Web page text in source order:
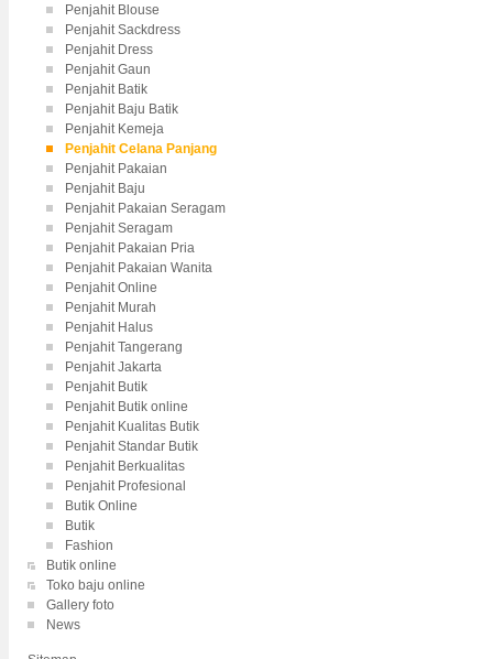
Penjahit Blouse
Penjahit Sackdress
Penjahit Dress
Penjahit Gaun
Penjahit Batik
Penjahit Baju Batik
Penjahit Kemeja
Penjahit Celana Panjang
Penjahit Pakaian
Penjahit Baju
Penjahit Pakaian Seragam
Penjahit Seragam
Penjahit Pakaian Pria
Penjahit Pakaian Wanita
Penjahit Online
Penjahit Murah
Penjahit Halus
Penjahit Tangerang
Penjahit Jakarta
Penjahit Butik
Penjahit Butik online
Penjahit Kualitas Butik
Penjahit Standar Butik
Penjahit Berkualitas
Penjahit Profesional
Butik Online
Butik
Fashion
Butik online
Toko baju online
Gallery foto
News